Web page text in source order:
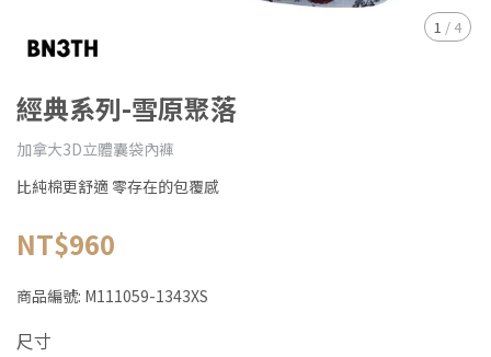
1 / 4
經典系列-雪原聚落
加拿大3D立體囊袋內褲
比純棉更舒適 零存在的包覆感
NT$960
商品編號: M111059-1343XS
尺寸